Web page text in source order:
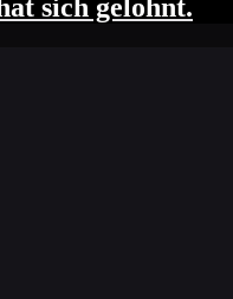
sich gelohnt.